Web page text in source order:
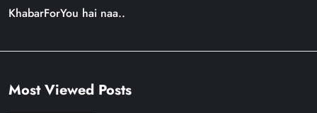
KhabarForYou hai naa..
Most Viewed Posts